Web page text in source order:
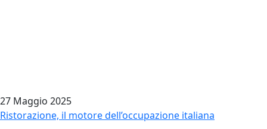
27 Maggio 2025
Ristorazione, il motore dell’occupazione italiana